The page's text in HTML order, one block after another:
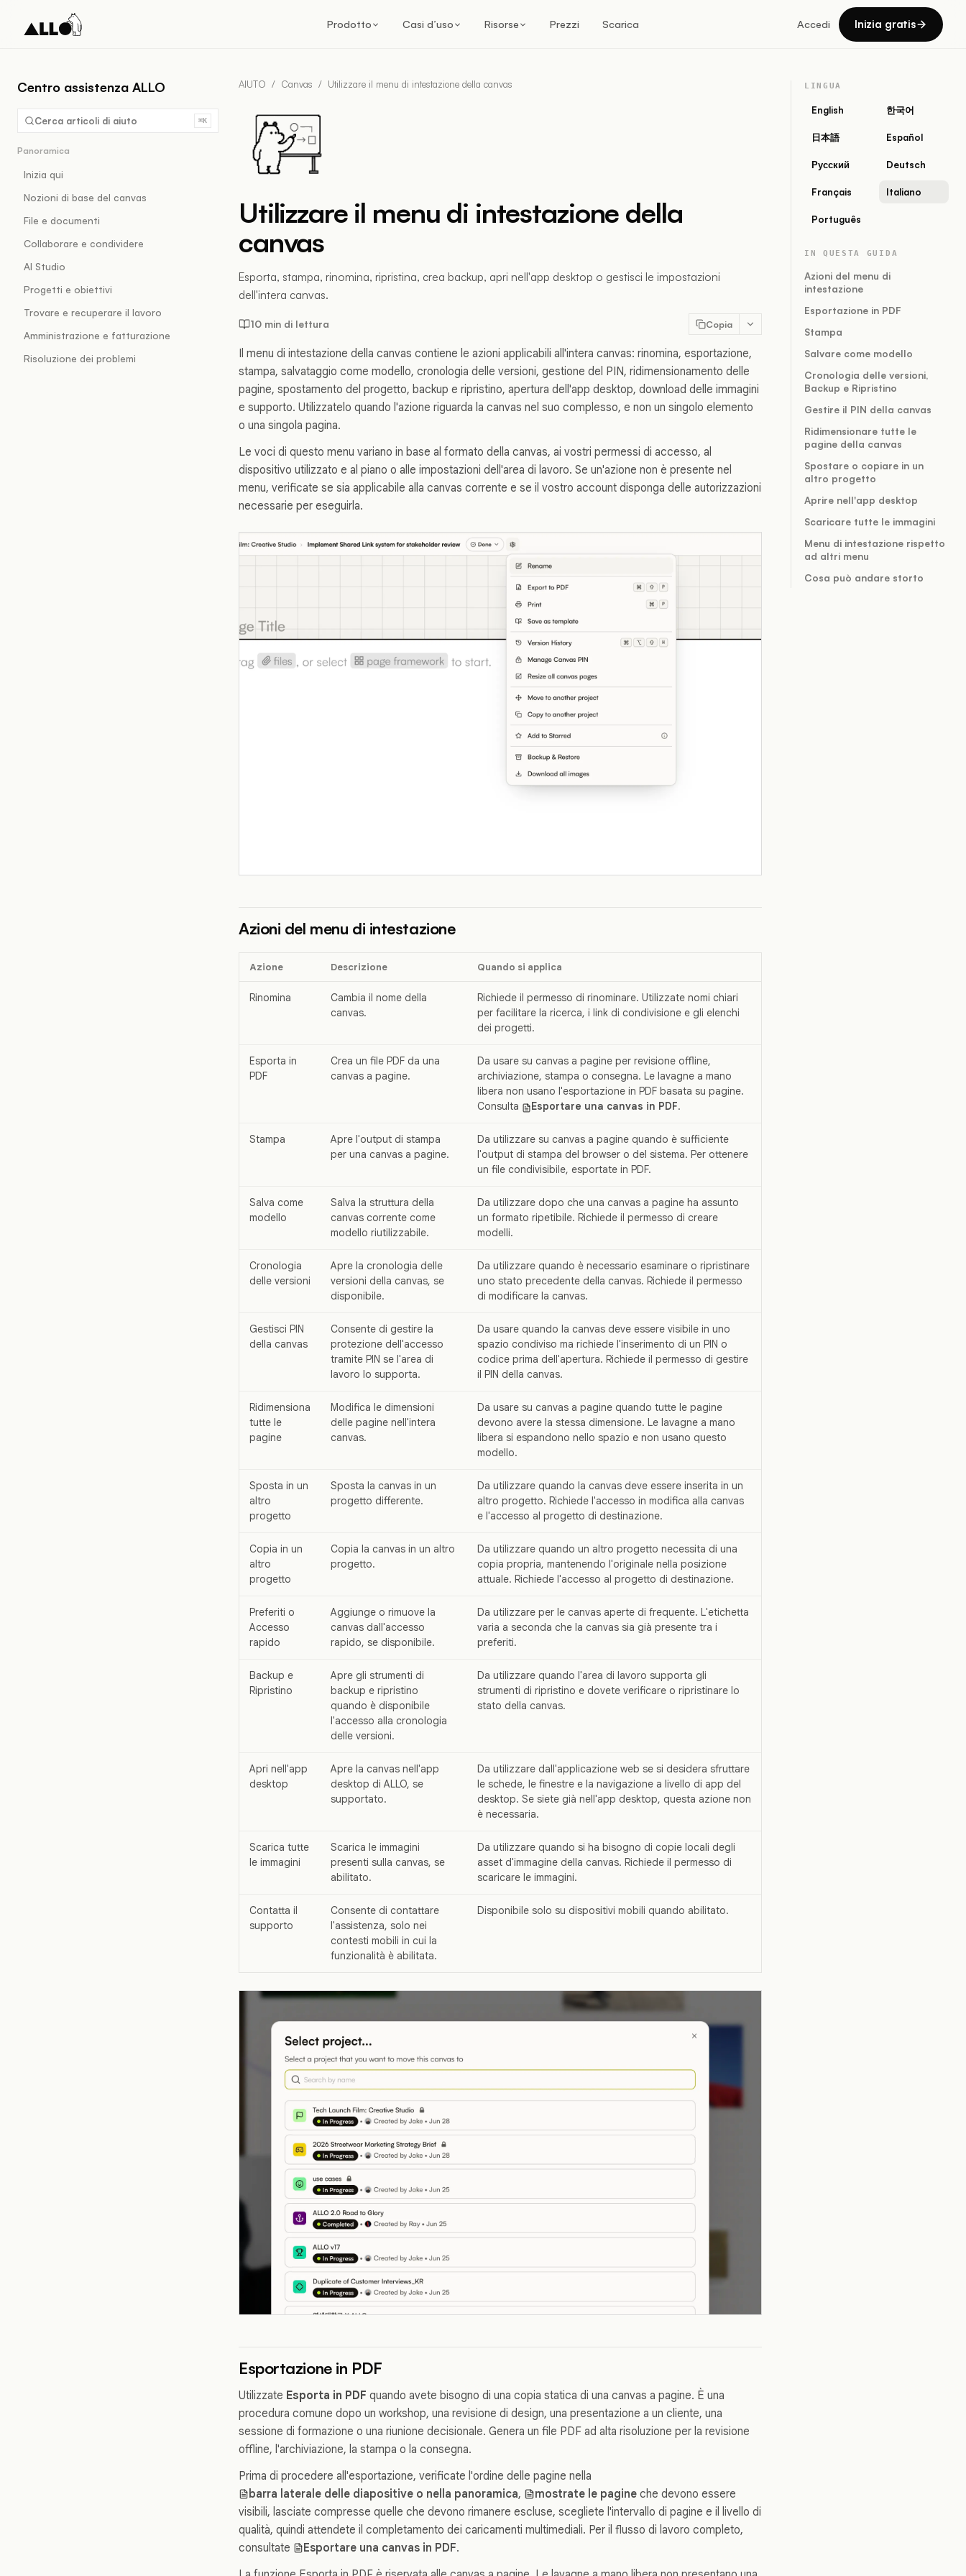
Prodotto Casi d’uso Risorse Prezzi Scarica Accedi Inizia gratis
Centro assistenza ALLO
Cerca articoli di aiuto ⌘K
Panoramica
Inizia qui
Nozioni di base del canvas
File e documenti
Collaborare e condividere
AI Studio
Progetti e obiettivi
Trovare e recuperare il lavoro
Amministrazione e fatturazione
Risoluzione dei problemi
AIUTO / Canvas / Utilizzare il menu di intestazione della canvas
Utilizzare il menu di intestazione della
canvas
Esporta, stampa, rinomina, ripristina, crea backup, apri nell'app desktop o gestisci le impostazioni
dell'intera canvas.
10 min di lettura Copia
Il menu di intestazione della canvas contiene le azioni applicabili all'intera canvas: rinomina, esportazione,
stampa, salvataggio come modello, cronologia delle versioni, gestione del PIN, ridimensionamento delle
pagine, spostamento del progetto, backup e ripristino, apertura dell'app desktop, download delle immagini
e supporto. Utilizzatelo quando l'azione riguarda la canvas nel suo complesso, e non un singolo elemento
o una singola pagina.
Le voci di questo menu variano in base al formato della canvas, ai vostri permessi di accesso, al
dispositivo utilizzato e al piano o alle impostazioni dell'area di lavoro. Se un'azione non è presente nel
menu, verificate se sia applicabile alla canvas corrente e se il vostro account disponga delle autorizzazioni
necessarie per eseguirla.
Azioni del menu di intestazione
Azione Descrizione Quando si applica
Rinomina
Cambia il nome della
canvas.
Richiede il permesso di rinominare. Utilizzate nomi chiari
per facilitare la ricerca, i link di condivisione e gli elenchi
dei progetti.
Esporta in
PDF
Crea un file PDF da una
canvas a pagine.
Da usare su canvas a pagine per revisione offline,
archiviazione, stampa o consegna. Le lavagne a mano
libera non usano l'esportazione in PDF basata su pagine.
Consulta
Esportare una canvas in PDF.
Stampa
Apre l'output di stampa
per una canvas a pagine.
Da utilizzare su canvas a pagine quando è sufficiente
l'output di stampa del browser o del sistema. Per ottenere
un file condivisibile, esportate in PDF.
Salva come
modello
Salva la struttura della
canvas corrente come
modello riutilizzabile.
Da utilizzare dopo che una canvas a pagine ha assunto
un formato ripetibile. Richiede il permesso di creare
modelli.
Cronologia
delle versioni
Apre la cronologia delle
versioni della canvas, se
disponibile.
Da utilizzare quando è necessario esaminare o ripristinare
uno stato precedente della canvas. Richiede il permesso
di modificare la canvas.
Gestisci PIN
della canvas
Consente di gestire la
protezione dell'accesso
tramite PIN se l'area di
lavoro lo supporta.
Da usare quando la canvas deve essere visibile in uno
spazio condiviso ma richiede l'inserimento di un PIN o
codice prima dell'apertura. Richiede il permesso di gestire
il PIN della canvas.
Ridimensiona
tutte le
pagine
Modifica le dimensioni
delle pagine nell'intera
canvas.
Da usare su canvas a pagine quando tutte le pagine
devono avere la stessa dimensione. Le lavagne a mano
libera si espandono nello spazio e non usano questo
modello.
Sposta in un
altro
progetto
Sposta la canvas in un
progetto differente.
Da utilizzare quando la canvas deve essere inserita in un
altro progetto. Richiede l'accesso in modifica alla canvas
e l'accesso al progetto di destinazione.
Copia in un
altro
progetto
Copia la canvas in un altro
progetto.
Da utilizzare quando un altro progetto necessita di una
copia propria, mantenendo l'originale nella posizione
attuale. Richiede l'accesso al progetto di destinazione.
Preferiti o
Accesso
rapido
Aggiunge o rimuove la
canvas dall'accesso
rapido, se disponibile.
Da utilizzare per le canvas aperte di frequente. L'etichetta
varia a seconda che la canvas sia già presente tra i
preferiti.
Backup e
Ripristino
Apre gli strumenti di
backup e ripristino
quando è disponibile
l'accesso alla cronologia
delle versioni.
Da utilizzare quando l'area di lavoro supporta gli
strumenti di ripristino e dovete verificare o ripristinare lo
stato della canvas.
Apri nell'app
desktop
Apre la canvas nell'app
desktop di ALLO, se
supportato.
Da utilizzare dall'applicazione web se si desidera sfruttare
le schede, le finestre e la navigazione a livello di app del
desktop. Se siete già nell'app desktop, questa azione non
è necessaria.
Scarica tutte
le immagini
Scarica le immagini
presenti sulla canvas, se
abilitato.
Da utilizzare quando si ha bisogno di copie locali degli
asset d'immagine della canvas. Richiede il permesso di
scaricare le immagini.
Contatta il
supporto
Consente di contattare
l'assistenza, solo nei
contesti mobili in cui la
funzionalità è abilitata.
Disponibile solo su dispositivi mobili quando abilitato.
Esportazione in PDF
Utilizzate Esporta in PDF quando avete bisogno di una copia statica di una canvas a pagine. È una
procedura comune dopo un workshop, una revisione di design, una presentazione a un cliente, una
sessione di formazione o una riunione decisionale. Genera un file PDF ad alta risoluzione per la revisione
offline, l'archiviazione, la stampa o la consegna.
Prima di procedere all'esportazione, verificate l'ordine delle pagine nella
barra laterale delle diapositive o nella panoramica, mostrate le pagineche devono essere
visibili, lasciate compresse quelle che devono rimanere escluse, scegliete l'intervallo di pagine e il livello di
qualità, quindi attendete il completamento dei caricamenti multimediali. Per il flusso di lavoro completo,
consultate
Esportare una canvas in PDF.
LINGUA
English 한국어
日本語 Español
Русский Deutsch
Français Italiano
Português
IN QUESTA GUIDA
Azioni del menu di
intestazione
Esportazione in PDF
Stampa
Salvare come modello
Cronologia delle versioni,
Backup e Ripristino
Gestire il PIN della canvas
Ridimensionare tutte le
pagine della canvas
Spostare o copiare in un
altro progetto
Aprire nell'app desktop
Scaricare tutte le immagini
Menu di intestazione rispetto
ad altri menu
Cosa può andare storto